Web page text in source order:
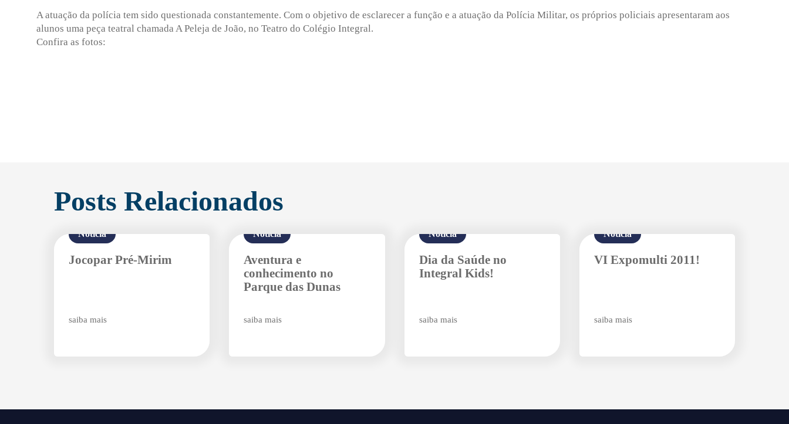
A atuação da polícia tem sido questionada constantemente. Com o objetivo de esclarecer a função e a atuação da Polícia Militar, os próprios policiais apresentaram aos
alunos uma peça teatral chamada A Peleja de João, no Teatro do Colégio Integral.
Confira as fotos:
Posts Relacionados
Notícia
Jocopar Pré-Mirim
saiba mais
Notícia
Aventura e
conhecimento no
Parque das Dunas
saiba mais
Notícia
Dia da Saúde no
Integral Kids!
saiba mais
Notícia
VI Expomulti 2011!
saiba mais
Agende uma visita